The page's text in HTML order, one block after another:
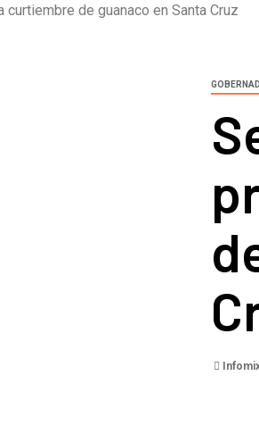
curtiembre de guanaco en Santa Cruz